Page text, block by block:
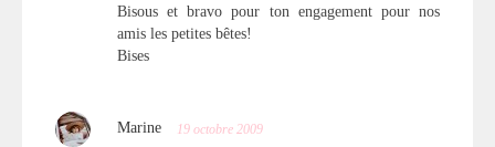
Bisous et bravo pour ton engagement pour nos
amis les petites bêtes!
Bises
Marine 19 octobre 2009